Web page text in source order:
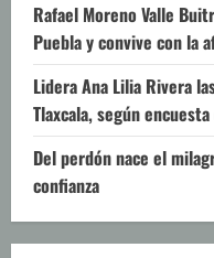
Rafael Moreno Valle
Puebla y convive con la
Lidera Ana Lilia Rivera
Tlaxcala, según
Del perdón nace el
confianza